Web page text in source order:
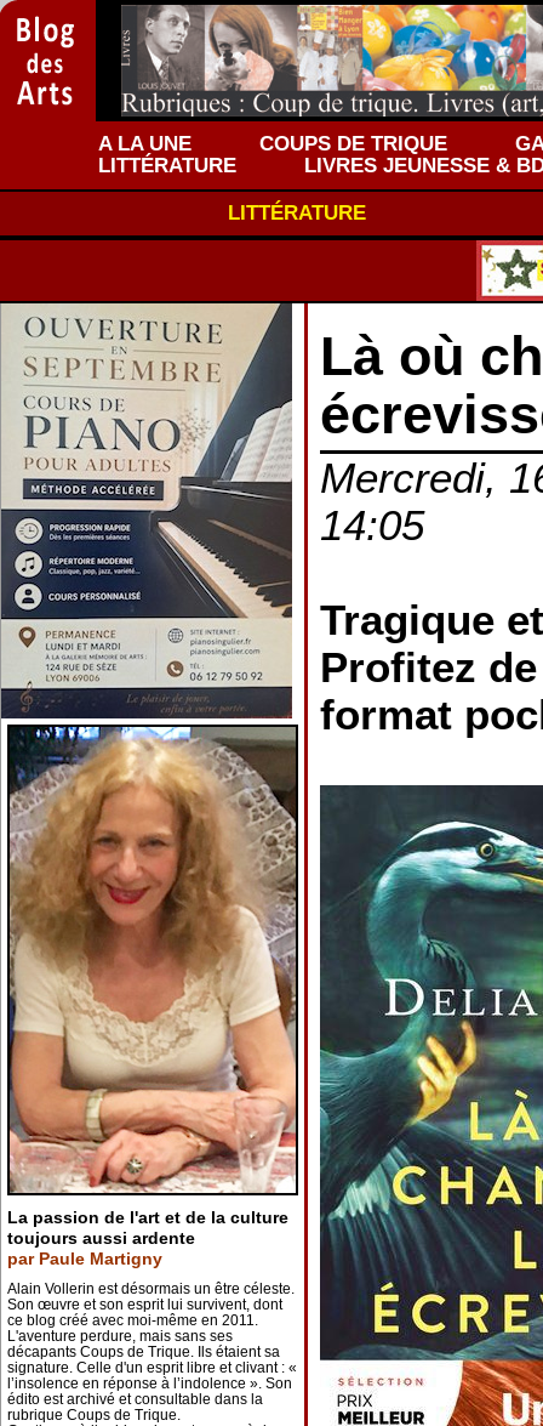
A LA UNE COUPS DE TRIQUE
LITTÉRATURE
LIVRES JEUNESSE &
LITTÉRATURE
La passion de l'art et de la culture
toujours aussi ardente
par Paule Martigny
Alain Vollerin est désormais un être céleste.
Son œuvre et son esprit lui survivent, dont
ce blog créé avec moi-même en 2011.
L'aventure perdure, mais sans ses
décapants Coups de Trique. Ils étaient sa
signature. Celle d'un esprit libre et clivant : «
l’insolence en réponse à l’indolence ». Son
édito est archivé et consultable dans la
rubrique Coups de Trique.
Là où
Mercredi,
14:05
Tragique
Profitez
format